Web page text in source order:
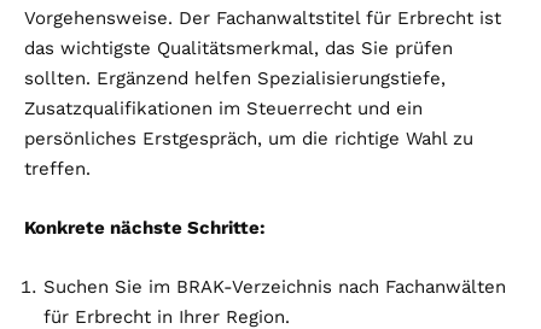
Vorgehensweise. Der Fachanwaltstitel für Erbrecht ist
das wichtigste Qualitätsmerkmal, das Sie prüfen
sollten. Ergänzend helfen Spezialisierungstiefe,
Zusatzqualifikationen im Steuerrecht und ein
persönliches Erstgespräch, um die richtige Wahl zu
treffen.
Konkrete nächste Schritte:
Suchen Sie im BRAK-Verzeichnis nach Fachanwälten
für Erbrecht in Ihrer Region.